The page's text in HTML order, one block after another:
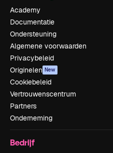
Academy
Documentatie
Ondersteuning
Algemene voorwaarden
Privacybeleid
Originelen New
Cookiebeleid
Vertrouwenscentrum
Partners
Onderneming
Bedrijf